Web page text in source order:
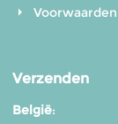
Voorwaarden
Verzenden
België: